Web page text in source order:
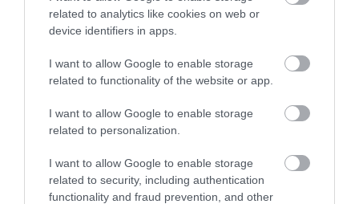
related to analytics like cookies on web or
device identifiers in apps.
I want to allow Google to enable storage
related to functionality of the website or app.
I want to allow Google to enable storage
related to personalization.
I want to allow Google to enable storage
related to security, including authentication
functionality and fraud prevention, and other